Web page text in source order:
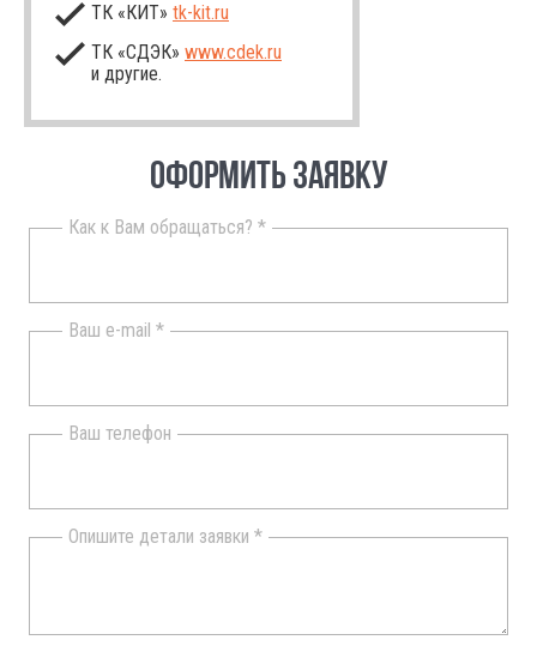
ТК «КИТ» tk-kit.ru
ТК «СДЭК» www.cdek.ru
и другие.
ОФОРМИТЬ ЗАЯВКУ
Как к Вам обращаться? *
Ваш e-mail *
Ваш телефон
Опишите детали заявки *